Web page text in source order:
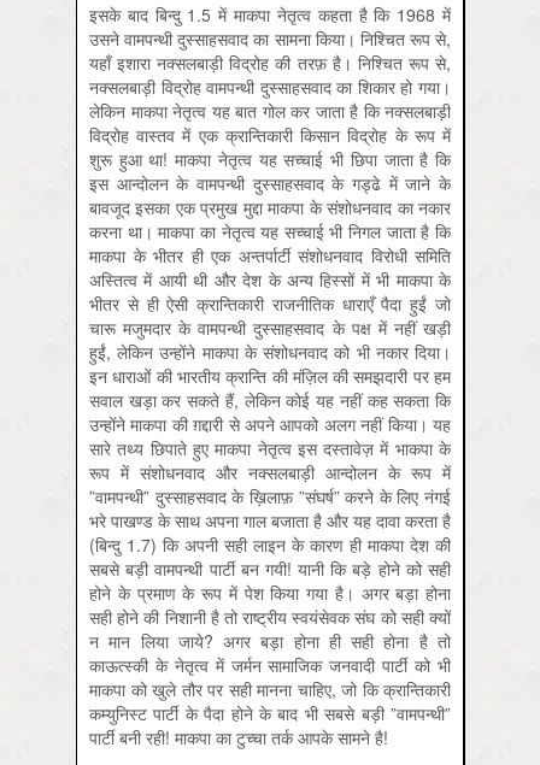
इसके बाद बिन्दु 1.5 में माकपा नेतृत्व कहता है कि 1968 में
उसने वामपन्थी दुस्साहसवाद का सामना किया। निश्चित रूप से,
यहाँ इशारा नक्सलबाड़ी विद्रोह की तरफ़ है। निश्चित रूप से,
नक्सलबाड़ी विद्रोह वामपन्थी दुस्साहसवाद का शिकार हो गया।
लेकिन माकपा नेतृत्व यह बात गोल कर जाता है कि नक्सलबाड़ी
विद्रोह वास्तव में एक क्रान्तिकारी किसान विद्रोह के रूप में
शुरू हुआ था! माकपा नेतृत्व यह सच्चाई भी छिपा जाता है कि
इस आन्दोलन के वामपन्थी दुस्साहसवाद के गड्ढे में जाने के
बावजूद इसका एक प्रमुख मुद्दा माकपा के संशोधनवाद का नकार
करना था। माकपा का नेतृत्व यह सच्चाई भी निगल जाता है कि
माकपा के भीतर ही एक अन्तर्पार्टी संशोधनवाद विरोधी समिति
अस्तित्व में आयी थी और देश के अन्य हिस्सों में भी माकपा के
भीतर से ही ऐसी क्रान्तिकारी राजनीतिक धाराएँ पैदा हुईं जो
चारू मजुमदार के वामपन्थी दुस्साहसवाद के पक्ष में नहीं खड़ी
हुईं, लेकिन उन्होंने माकपा के संशोधनवाद को भी नकार दिया।
इन धाराओं की भारतीय क्रान्ति की मंज़िल की समझदारी पर हम
सवाल खड़ा कर सकते हैं, लेकिन कोई यह नहीं कह सकता कि
उन्होंने माकपा की ग़द्दारी से अपने आपको अलग नहीं किया। यह
सारे तथ्य छिपाते हुए माकपा नेतृत्व इस दस्तावेज़ में भाकपा के
रूप में संशोधनवाद और नक्सलबाड़ी आन्दोलन के रूप में
”वामपन्थी” दुस्साहसवाद के ख़िलाफ़ ”संघर्ष” करने के लिए नंगई
भरे पाखण्ड के साथ अपना गाल बजाता है और यह दावा करता है
(बिन्दु 1.7) कि अपनी सही लाइन के कारण ही माकपा देश की
सबसे बड़ी वामपन्थी पार्टी बन गयी! यानी कि बड़े होने को सही
होने के प्रमाण के रूप में पेश किया गया है। अगर बड़ा होना
सही होने की निशानी है तो राष्ट्रीय स्वयंसेवक संघ को सही क्यों
न मान लिया जाये? अगर बड़ा होना ही सही होना है तो
काऊत्स्की के नेतृत्व में जर्मन सामाजिक जनवादी पार्टी को भी
माकपा को खुले तौर पर सही मानना चाहिए, जो कि क्रान्तिकारी
कम्युनिस्ट पार्टी के पैदा होने के बाद भी सबसे बड़ी ”वामपन्थी”
पार्टी बनी रही! माकपा का टुच्चा तर्क आपके सामने है!